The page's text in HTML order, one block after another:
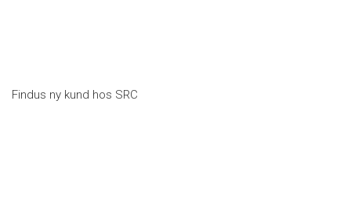
Findus ny kund hos SRC